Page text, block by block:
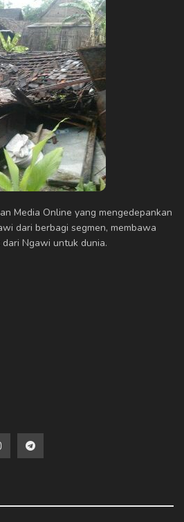
Media Online yang mengedepankan
dari berbagi segmen, membawa
Ngawi untuk dunia.